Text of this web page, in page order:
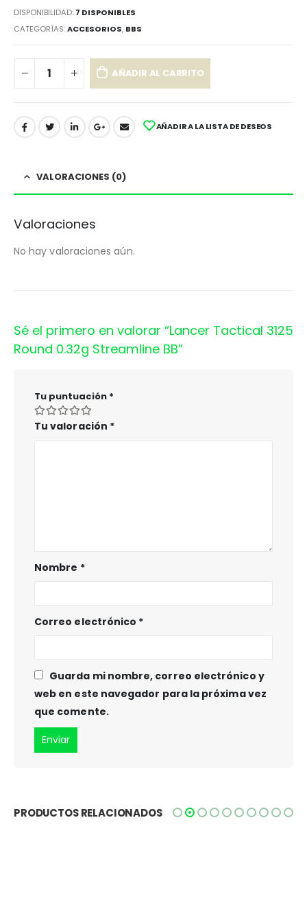
DISPONIBILIDAD: 7 DISPONIBLES
CATEGORÍAS:ACCESORIOS, BBS
AÑADIR AL CARRITO
AÑADIR A LA LISTA DE DESEOS
VALORACIONES (0)
Valoraciones
No hay valoraciones aún.
Sé el primero en valorar “Lancer Tactical 3125
Round 0.32g Streamline BB”
Tu puntuación *
Tu valoración *
Nombre *
Correo electrónico *
Guarda mi nombre, correo electrónico y
web en este navegador para la próxima vez
que comente.
PRODUCTOS RELACIONADOS